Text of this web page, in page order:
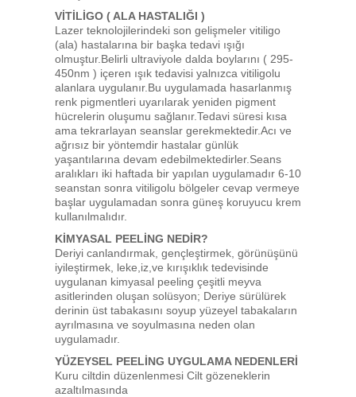
VİTİLİGO ( ALA HASTALIĞI )
Lazer teknolojilerindeki son gelişmeler vitiligo
(ala) hastalarına bir başka tedavi ışığı
olmuştur.Belirli ultraviyole dalda boylarını ( 295-
450nm ) içeren ışık tedavisi yalnızca vitiligolu
alanlara uygulanır.Bu uygulamada hasarlanmış
renk pigmentleri uyarılarak yeniden pigment
hücrelerin oluşumu sağlanır.Tedavi süresi kısa
ama tekrarlayan seanslar gerekmektedir.Acı ve
ağrısız bir yöntemdir hastalar günlük
yaşantılarına devam edebilmektedirler.Seans
aralıkları iki haftada bir yapılan uygulamadır 6-10
seanstan sonra vitiligolu bölgeler cevap vermeye
başlar uygulamadan sonra güneş koruyucu krem
kullanılmalıdır.
KİMYASAL PEELİNG NEDİR?
Deriyi canlandırmak, gençleştirmek, görünüşünü
iyileştirmek, leke,iz,ve kırışıklık tedevisinde
uygulanan kimyasal peeling çeşitli meyva
asitlerinden oluşan solüsyon; Deriye sürülürek
derinin üst tabakasını soyup yüzeyel tabakaların
ayrılmasına ve soyulmasına neden olan
uygulamadır.
YÜZEYSEL PEELİNG UYGULAMA NEDENLERİ
Kuru ciltdin düzenlenmesi Cilt gözeneklerin
azaltılmasında